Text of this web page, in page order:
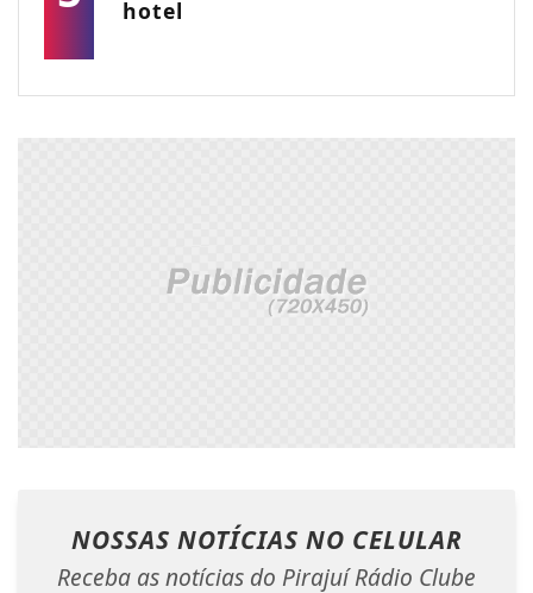
hotel
NOSSAS NOTÍCIAS NO CELULAR
Receba as notícias do Pirajuí Rádio Clube